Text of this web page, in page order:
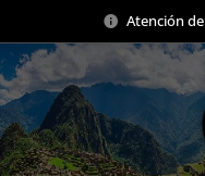
Atención